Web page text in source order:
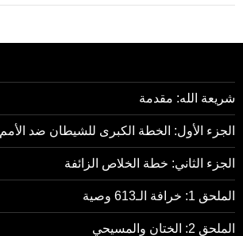
شريعة الله: مقدمة
الجزء الأول: الخطة الكبرى للشيطان ضد الأمم
الجزء الثاني: خطة الخلاص الزائفة
الملحق 1: خرافة الـ613 وصية
الملحق 2: الختان والمسيحي